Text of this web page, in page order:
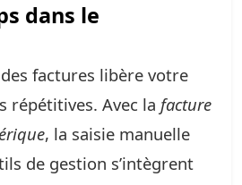
dans le
factures libère votre
répétitives. Avec la facture
, la saisie manuelle
de gestion s’intègrent